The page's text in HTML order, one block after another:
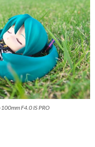
F4.0 IS PRO